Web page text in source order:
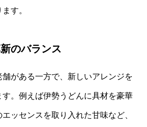
す。
のバランス
がある一方で、新しいアレンジを
。例えば伊勢うどんに具材を豪華
ッセンスを取り入れた甘味など、